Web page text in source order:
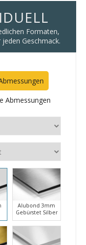
Formaten,
Geschmack.
Abmessungen
Alubond 3mm
Gebürstet Silber